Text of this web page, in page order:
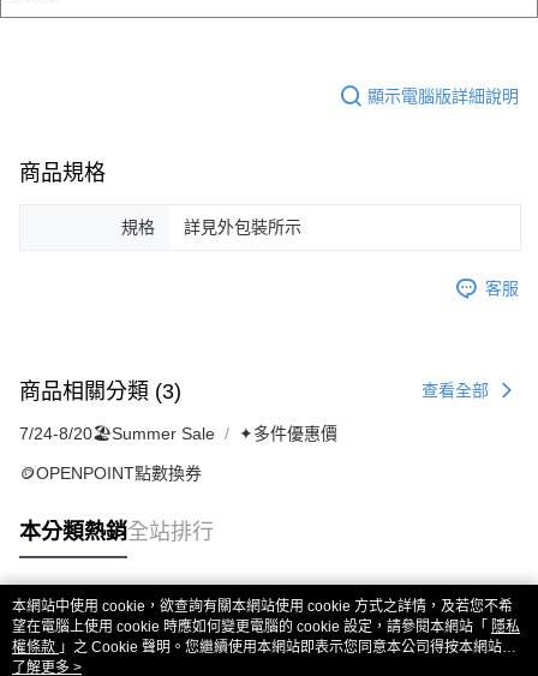
顯示電腦版詳細說明
商品規格
規格 詳見外包裝所示
客服
商品相關分類 (3) 查看全部
7/24-8/20🏖️Summer Sale ✦多件優惠價
🪙OPENPOINT點數換券
本分類熱銷全站排行
熱門標籤
本網站中使用 cookie，欲查詢有關本網站使用 cookie 方式之詳情，及若您不希
望在電腦上使用 cookie 時應如何變更電腦的 cookie 設定，請參閱本網站「 隱私
權條款 」之 Cookie 聲明。您繼續使用本網站即表示您同意本公司得按本網站使
用條款之 Cookie 聲明使用 cookie。
了解更多 >